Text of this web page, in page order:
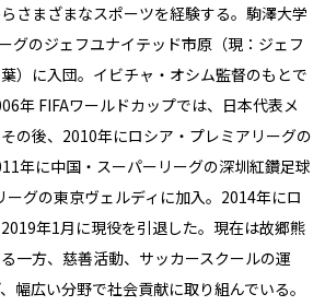
さまざまなスポーツを経験する。駒澤大学
グのジェフユナイテッド市原（現：ジェフ
）に入団。イビチャ・オシム監督のもとで
年 FIFAワールドカップでは、日本代表メ
の後、2010年にロシア・プレミアリーグの
年に中国・スーパーリーグの深圳紅鑽足球
ーグの東京ヴェルディに加入。2014年にロ
年1月に現役を引退した。現在は故郷熊
一方、慈善活動、サッカースクールの運
幅広い分野で社会貢献に取り組んでいる。